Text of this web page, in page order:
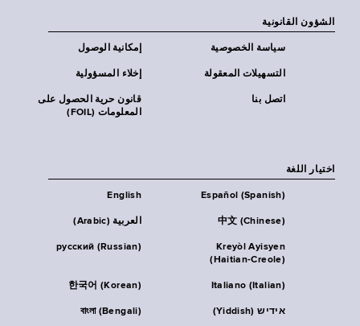
الشؤون القانونية
إمكانية الوصول سياسة الخصوصية
إخلاء المسؤولية التسهيلات المعقولة
قانون حرية الحصول على
المعلومات (FOIL)
اتصل بنا
اختيار اللغة
English Español (Spanish)
العربية (Arabic) 中文 (Chinese)
русский (Russian)
Kreyòl Ayisyen
(Haitian-Creole)
한국어 (Korean) Italiano (Italian)
বাংলা (Bengali) אידיש (Yiddish)